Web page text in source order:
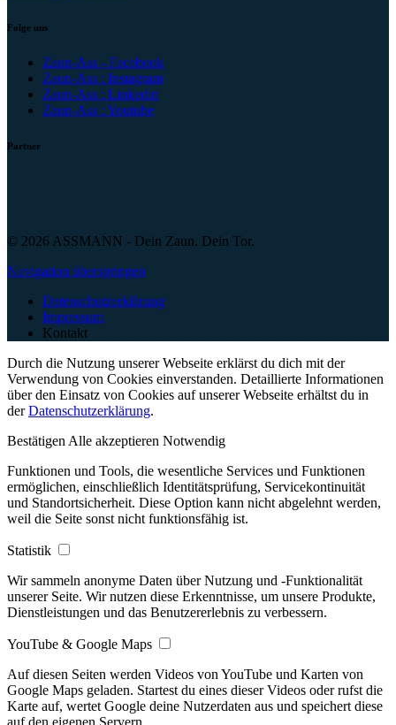
Folge uns
Zaun-Ass - Facebook
Zaun-Ass : Instagram
Zaun-Ass : Linkedin
Zaun-Ass : Youtube
Partner
© 2026 ASSMANN - Dein Zaun. Dein Tor.
Navigation überspringen
Datenschutzerklärung
Impressum
Kontakt
Durch die Nutzung unserer Webseite erklärst du dich mit der
Verwendung von Cookies einverstanden. Detaillierte Informationen
über den Einsatz von Cookies auf unserer Webseite erhältst du in
derDatenschutzerklärung.
BestätigenAlle akzeptieren Notwendig
Funktionen und Tools, die wesentliche Services und Funktionen
ermöglichen, einschließlich Identitätsprüfung, Servicekontinuität
und Standortsicherheit. Diese Option kann nicht abgelehnt werden,
weil die Seite sonst nicht funktionsfähig ist.
Statistik
Wir sammeln anonyme Daten über Nutzung und -Funktionalität
unserer Seite. Wir nutzen diese Erkenntnisse, um unsere Produkte,
Dienstleistungen und das Benutzererlebnis zu verbessern.
YouTube & Google Maps
Auf diesen Seiten werden Videos von YouTube und Karten von
Google Maps geladen. Startest du eines dieser Videos oder rufst die
Karte auf, wertet Google deine Nutzerdaten aus und speichert diese